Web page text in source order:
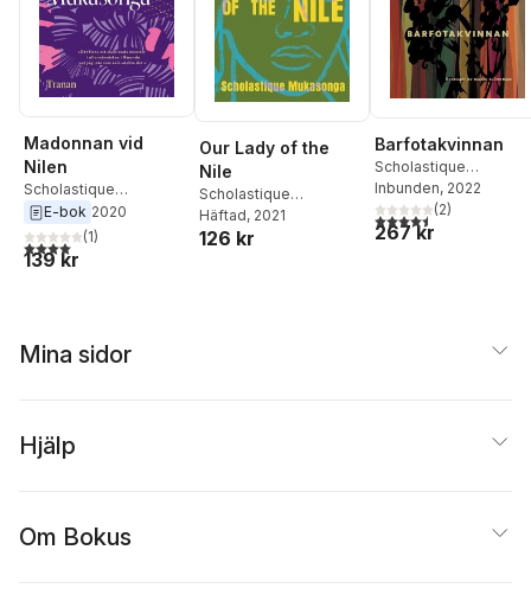
Madonnan vid
Nilen
Scholastique
Mukasonga
E-bok 2020
4,0utav 5 stjärnor. Totalt antal röster:
(1)
139 kr
Our Lady of the
Nile
Scholastique
Mukasonga
Häftad, 2021
126 kr
Barfotakvinnan
Scholastique
Mukasonga
Inbunden, 2022
4,5utav 5 stjärnor.
(2)
267 kr
Mina sidor
Hjälp
Om Bokus